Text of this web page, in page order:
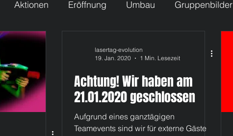
Aktionen Eröffnung Umbau Gruppenbilder
Community
lasertag-evolution
19. Jan. 2020
1 Min. Lesezeit
Achtung! Wir haben am
21.01.2020 geschlossen
Aufgrund eines ganztägigen
Teamevents sind wir für externe Gäste